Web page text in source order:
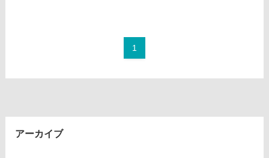
1
アーカイブ